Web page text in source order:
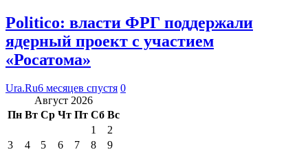
Politico: власти ФРГ поддержали
ядерный проект с участием
«Росатома»
Ura.Ru6 месяцев спустя 0
Август 2026
Пн Вт Ср Чт Пт Сб Вс
1
2
3
4 5 6 7 8
9